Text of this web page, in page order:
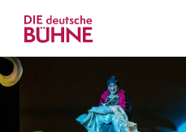
Schauspiel
Musiktheater